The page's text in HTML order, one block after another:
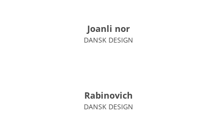
Joanli nor
DANSK DESIGN
Rabinovich
DANSK DESIGN